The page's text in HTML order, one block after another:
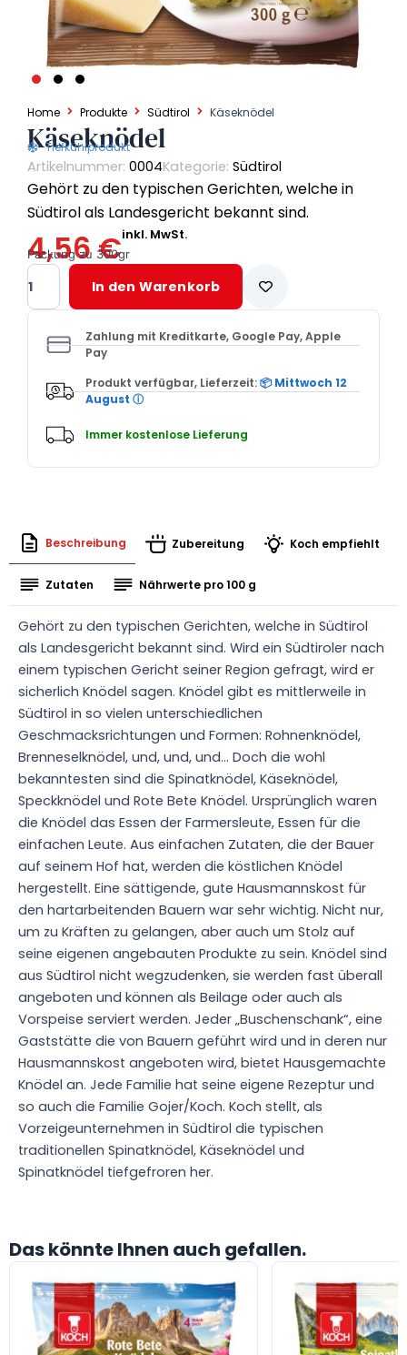
Home Produkte Südtirol Käseknödel
Käseknödel
Tiefkühlprodukt
Artikelnummer: 0004Kategorie: Südtirol
Gehört zu den typischen Gerichten, welche in
Südtirol als Landesgericht bekannt sind.
4,56€inkl. MwSt.
Packung zu 300gr
Käseknödel
Menge
In den Warenkorb
Zahlung mit Kreditkarte, Google Pay, Apple
Pay
Produkt verfügbar, Lieferzeit:📦 Mittwoch 12
August ⓘ
Immer kostenlose Lieferung
Beschreibung Zubereitung Koch empfiehlt
Zutaten Nährwerte pro 100 g
Gehört zu den typischen Gerichten, welche in Südtirol
als Landesgericht bekannt sind. Wird ein Südtiroler nach
einem typischen Gericht seiner Region gefragt, wird er
sicherlich Knödel sagen. Knödel gibt es mittlerweile in
Südtirol in so vielen unterschiedlichen
Geschmacksrichtungen und Formen: Rohnenknödel,
Brenneselknödel, und, und, und… Doch die wohl
bekanntesten sind die Spinatknödel, Käseknödel,
Speckknödel und Rote Bete Knödel. Ursprünglich waren
die Knödel das Essen der Farmersleute, Essen für die
einfachen Leute. Aus einfachen Zutaten, die der Bauer
auf seinem Hof hat, werden die köstlichen Knödel
hergestellt. Eine sättigende, gute Hausmannskost für
den hartarbeitenden Bauern war sehr wichtig. Nicht nur,
um zu Kräften zu gelangen, aber auch um Stolz auf
seine eigenen angebauten Produkte zu sein. Knödel sind
aus Südtirol nicht wegzudenken, sie werden fast überall
angeboten und können als Beilage oder auch als
Vorspeise serviert werden. Jeder „Buschenschank“, eine
Gaststätte die von Bauern geführt wird und in deren nur
Hausmannskost angeboten wird, bietet Hausgemachte
Knödel an. Jede Familie hat seine eigene Rezeptur und
so auch die Familie Gojer/Koch. Koch stellt, als
Vorzeigeunternehmen in Südtirol die typischen
traditionellen Spinatknödel, Käseknödel und
Spinatknödel tiefgefroren her.
Das könnte Ihnen auch gefallen.